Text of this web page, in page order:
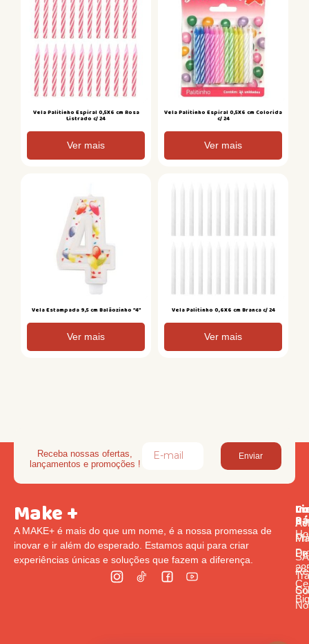
Vela Palitinho Espiral 0,5X6 cm Rosa
Listrado c/ 24
Ver mais
Vela Palitinho Espiral 0,5X6 cm Colorida
c/ 24
Ver mais
Vela Estampada 9,5 cm Balãozinho “4”
Ver mais
Vela Palitinho 0,6X6 cm Branca c/ 24
Ver mais
Receba nossas ofertas,
lançamentos e promoções !
Enviar
Make +
A MAKE+ é mais do que um nome, é a nossa promessa de
inovar e ir além do esperado. Estamos aqui para criar
experiências únicas e soluções que fazem a diferença.
Av